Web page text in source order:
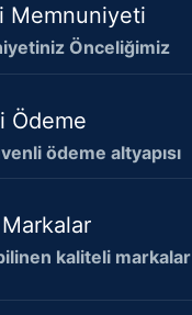
Memnuniyeti
Önceliğimiz
Ödeme
ödeme altyapısı
kaliteli markalar